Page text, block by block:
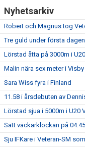
Nyhetsarkiv
Robert och Magnus tog
Tre guld under första
Lörstad åtta på 3000m i
Malin nära sex meter i Visby
Sara Wiss fyra i Finland
11.58 i årsdebuten av
Lörstad sjua i 5000m i U20
Sätt väckarklockan på
Sju IFKare i Veteran-SM